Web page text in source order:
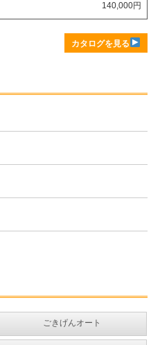
140,000円
カタログを見る
ごきげんオート